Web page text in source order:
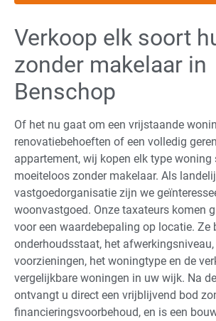
Verkoop elk soort
zonder makelaar in
Benschop
Of het nu gaat om een vrijstaande
renovatiebehoeften of een volledig
appartement, wij kopen elk type woning
moeiteloos zonder makelaar. Als
vastgoedorganisatie zijn we
woonvastgoed. Onze taxateurs komen
voor een waardebepaling op locatie. Ze
onderhoudsstaat, het
voorzieningen, het woningtype en de
vergelijkbare woningen in uw wijk. Na
ontvangt u direct een vrijblijvend bod
financieringsvoorbehoud, en is een